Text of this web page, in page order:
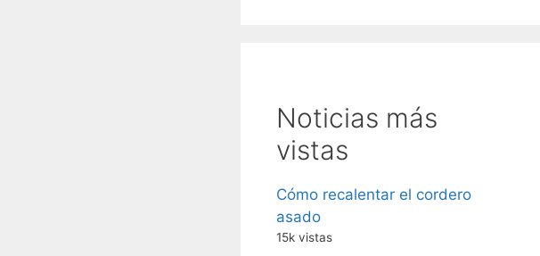
Noticias más
vistas
Cómo recalentar el cordero
asado
15k vistas